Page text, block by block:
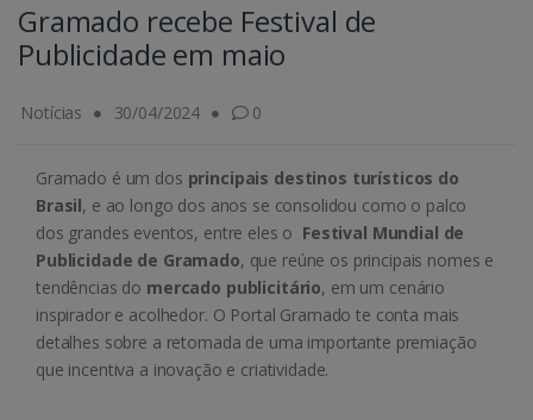
Gramado recebe Festival de
Publicidade em maio
Notícias 30/04/2024 0
Gramado é um dos principais destinos turísticos do
Brasil, e ao longo dos anos se consolidou como o palco
dos grandes eventos, entre eles o Festival Mundial de
Publicidade de Gramado, que reúne os principais nomes e
tendências do mercado publicitário, em um cenário
inspirador e acolhedor. O Portal Gramado te conta mais
detalhes sobre a retomada de uma importante premiação
que incentiva a inovação e criatividade.